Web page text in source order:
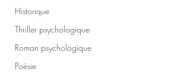
Historique
Thriller psychologique
Roman psychologique
Poésie